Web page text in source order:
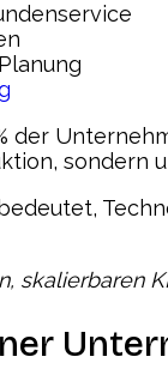
der
sondern
skalierbaren